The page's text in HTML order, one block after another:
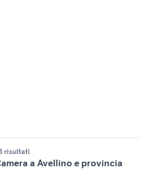
risultati
a Avellino e provincia